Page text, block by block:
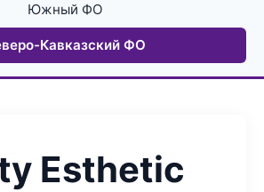
Южный ФО
Кавказский ФО
Esthetic